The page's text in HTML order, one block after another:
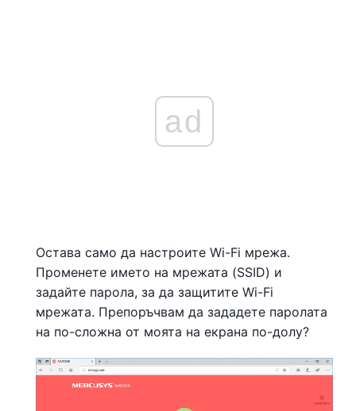
ad
Остава само да настроите Wi-Fi мрежа.
Променете името на мрежата (SSID) и
задайте парола, за да защитите Wi-Fi
мрежата. Препоръчвам да зададете паролата
на по-сложна от моята на екрана по-долу?